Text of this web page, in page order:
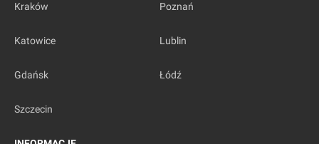
Kraków Poznań
Katowice Lublin
Gdańsk Łódź
Szczecin